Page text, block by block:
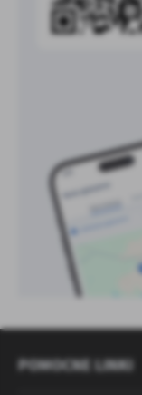
POMOCNE LINKI